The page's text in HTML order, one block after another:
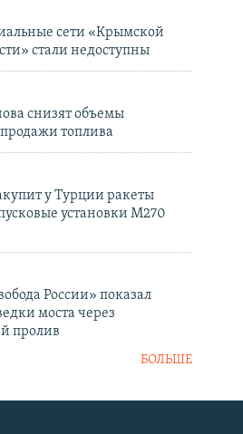
сети «Крымской
стали недоступны
снизят объемы
топлива
у Турции ракеты
установки M270
России» показал
моста через
пролив
БОЛЬШЕ